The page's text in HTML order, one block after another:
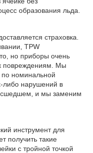
образования льда.
страховка.
TPW
но приборы очень
повреждениям. Мы
по номинальной
либо нарушений в
и мы заменим
инструмент для
получить такие
с тройной точкой